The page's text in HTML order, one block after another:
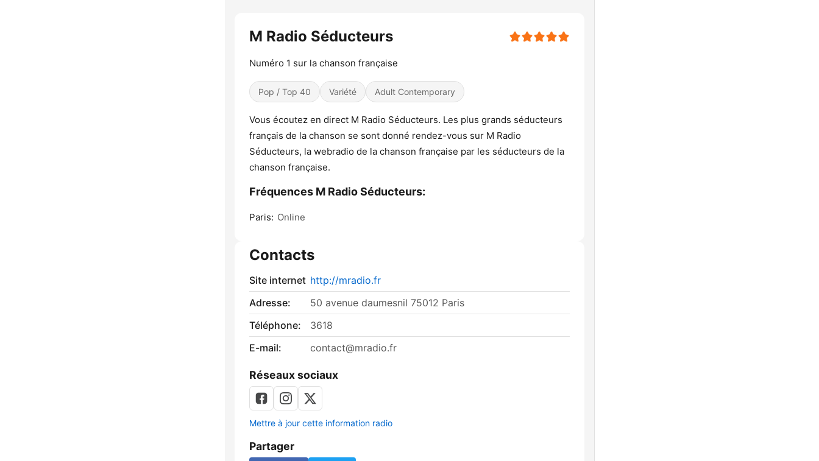
M Radio Séducteurs
Numéro 1 sur la chanson française
Pop / Top 40 Variété Adult Contemporary
Vous écoutez en direct M Radio Séducteurs. Les plus grands séducteurs
français de la chanson se sont donné rendez-vous sur M Radio
Séducteurs, la webradio de la chanson française par les séducteurs de la
chanson française.
Fréquences M Radio Séducteurs:
Paris: Online
Contacts
Site internet http://mradio.fr
Adresse:
50 avenue daumesnil 75012 Paris
Téléphone:
3618
E-mail:
contact@mradio.fr
Réseaux sociaux
Mettre à jour cette information radio
Partager